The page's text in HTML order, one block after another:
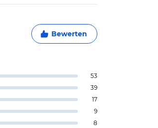
Bewerten
53
39
17
9
8